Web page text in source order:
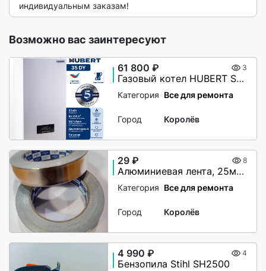
индивидуальным заказам!
Возможно вас заинтересуют
61 800 ₽ 3
Газовый котел HUBERT Smart AGB 35DY настенный двухконтурный
Категория Все для ремонта
Город Королёв
29 ₽ 8
Алюминиевая лента, 25мм х 40М, 50 мкм, без и/у, Klebebander
Категория Все для ремонта
Город Королёв
4 990 ₽ 4
Бензопила Stihl SH2500